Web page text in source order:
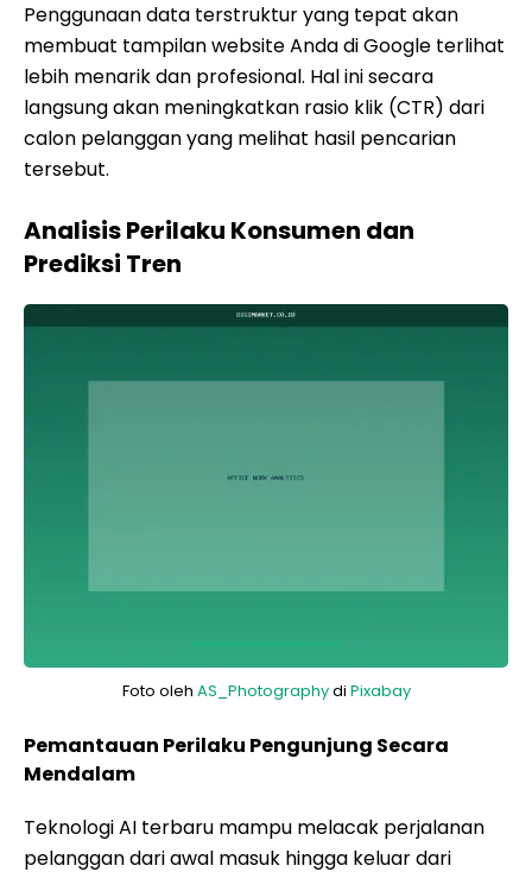
Penggunaan data terstruktur yang tepat akan
membuat tampilan website Anda di Google terlihat
lebih menarik dan profesional. Hal ini secara
langsung akan meningkatkan rasio klik (CTR) dari
calon pelanggan yang melihat hasil pencarian
tersebut.
Analisis Perilaku Konsumen dan
Prediksi Tren
Foto oleh AS_Photographydi Pixabay
Pemantauan Perilaku Pengunjung Secara
Mendalam
Teknologi AI terbaru mampu melacak perjalanan
pelanggan dari awal masuk hingga keluar dari